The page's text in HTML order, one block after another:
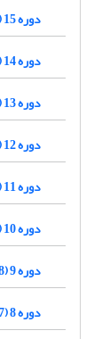
دوره 15 (1404)
دوره 14 (1403)
دوره 13 (1402)
دوره 12 (1401)
دوره 11 (1400)
دوره 10 (1399)
دوره 9 (1398)
دوره 8 (1397)